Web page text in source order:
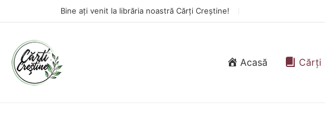
Bine ați venit la librăria noastră Cărți Creștine!
Acasă Cărți